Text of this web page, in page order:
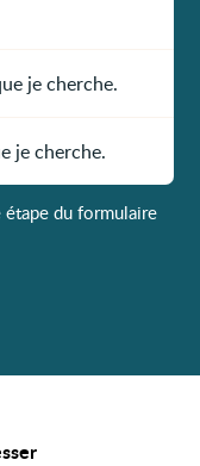
je cherche.
je cherche.
étape du formulaire